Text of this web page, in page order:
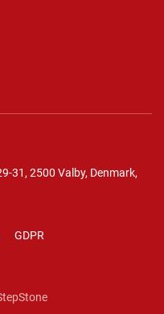
31, 2500 Valby, Denmark,
GDPR